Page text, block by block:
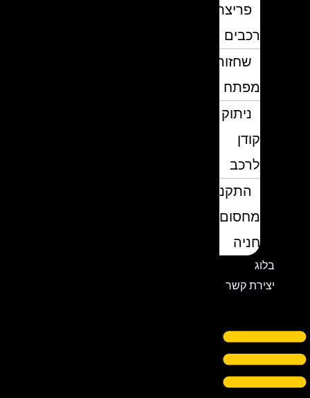
פריצת
רכבים
שחזור
מפתח
ניתוק
לרכב
התקנת
מחסום
חניה
יצירת קשר